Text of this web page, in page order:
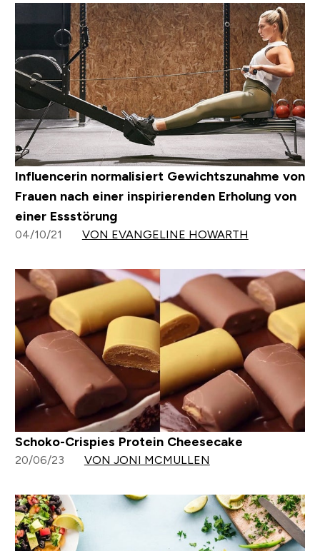
Influencerin normalisiert Gewichtszunahme von
Frauen nach einer inspirierenden Erholung von
einer Essstörung
04/10/21 VON EVANGELINE HOWARTH
Schoko-Crispies Protein Cheesecake
20/06/23 VON JONI MCMULLEN